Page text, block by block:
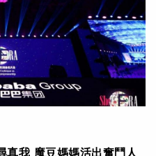
真我 魔豆媽媽活出奮鬥人